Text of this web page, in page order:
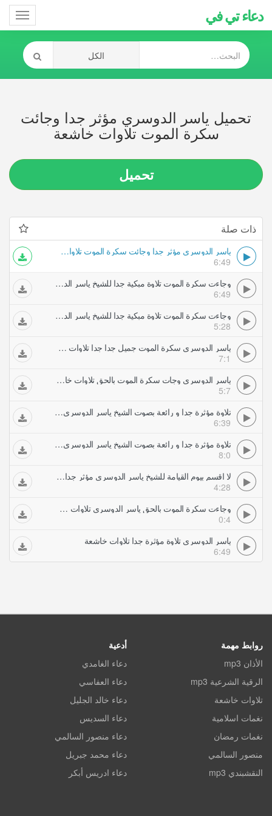
دعاء تي في
تحميل ياسر الدوسري مؤثر جدا وجائت
سكرة الموت تلاوات خاشعة
تحميل
ذات صلة
ياسر الدوسري مؤثر جدا وجائت سكرة الموت تلاوات خاشعة
6:49
وجاءت سكرة الموت تلاوة مبكية جدا للشيخ ياسر الدوسري (2) تلاوات خاشعة
6:49
وجاءت سكرة الموت تلاوة مبكية جدا للشيخ ياسر الدوسري تلاوات خاشعة
5:28
ياسر الدوسري سكرة الموت جميل جدا جدا تلاوات خاشعة
7:1
ياسر الدوسري وجات سكرة الموت بالحق تلاوات خاشعة
5:7
تلاوة مؤثرة جدا و رائعة بصوت الشيخ ياسر الدوسري avi تلاوات خاشعة
6:39
تلاوة مؤثرة جدا و رائعة بصوت الشيخ ياسر الدوسري تلاوات خاشعة
8:0
لا اقسم بيوم القيامة للشيخ ياسر الدوسري مؤثر جدا تلاوات خاشعة
4:28
وجاءت سكرة الموت بالحق ياسر الدوسري تلاوات خاشعة
0:4
ياسر الدوسري تلاوة مؤثرة جدا تلاوات خاشعة
6:49
روابط مهمة
الأذان mp3
الرقية الشرعية mp3
تلاوات خاشعة
نغمات اسلامية
نغمات رمضان
منصور السالمي
النقشبندي mp3
أدعية
دعاء الغامدي
دعاء العفاسي
دعاء خالد الجليل
دعاء السديس
دعاء منصور السالمي
دعاء محمد جبريل
دعاء ادريس أبكر